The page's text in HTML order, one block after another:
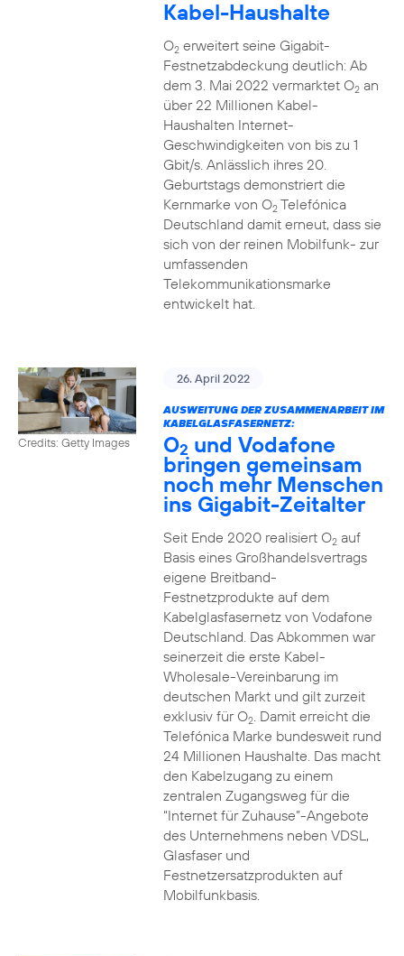
Kabel-Haushalte
O2erweitert seine Gigabit-
Festnetzabdeckung deutlich: Ab
dem 3. Mai 2022 vermarktet O2an
über 22 Millionen Kabel-
Haushalten Internet-
Geschwindigkeiten von bis zu 1
Gbit/s. Anlässlich ihres 20.
Geburtstags demonstriert die
Kernmarke von O2Telefónica
Deutschland damit erneut, dass sie
sich von der reinen Mobilfunk- zur
umfassenden
Telekommunikationsmarke
entwickelt hat.
Credits: Getty Images
26. April 2022
AUSWEITUNG DER ZUSAMMENARBEIT IM
KABELGLASFASERNETZ:
O2 und Vodafone
bringen gemeinsam
noch mehr Menschen
ins Gigabit-Zeitalter
Seit Ende 2020 realisiert O2auf
Basis eines Großhandelsvertrags
eigene Breitband-
Festnetzprodukte auf dem
Kabelglasfasernetz von Vodafone
Deutschland. Das Abkommen war
seinerzeit die erste Kabel-
Wholesale-Vereinbarung im
deutschen Markt und gilt zurzeit
exklusiv für O2. Damit erreicht die
Telefónica Marke bundesweit rund
24 Millionen Haushalte. Das macht
den Kabelzugang zu einem
zentralen Zugangsweg für die
“Internet für Zuhause”-Angebote
des Unternehmens neben VDSL,
Glasfaser und
Festnetzersatzprodukten auf
Mobilfunkbasis.